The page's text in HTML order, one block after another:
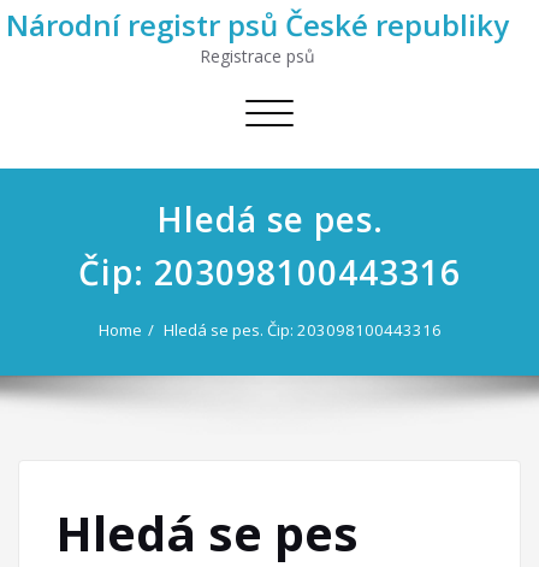
Národní registr psů České republiky
Registrace psů
Toggle
Hledá se pes.
Čip: 203098100443316
Home Hledá se pes. Čip: 203098100443316
Hledá se pes